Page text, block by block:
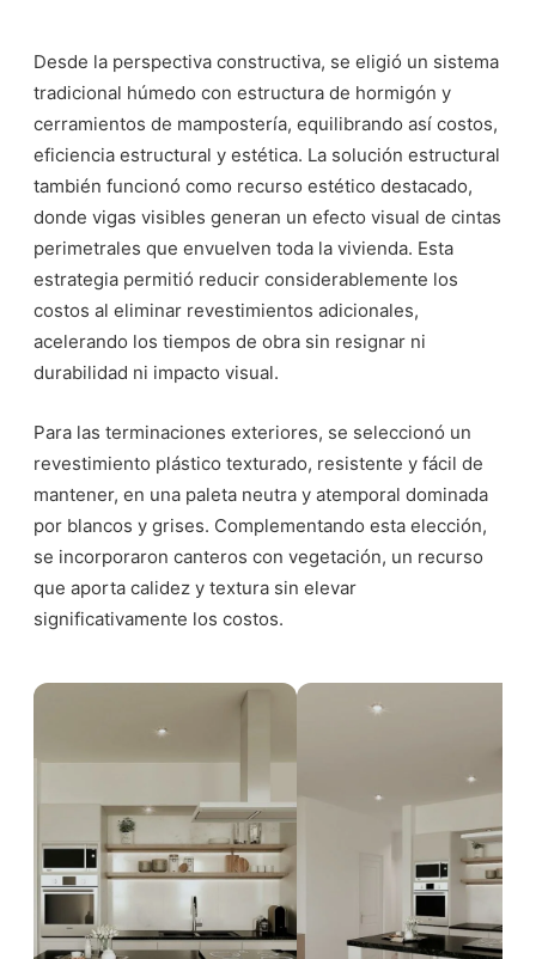
Desde la perspectiva constructiva, se eligió un sistema
tradicional húmedo con estructura de hormigón y
cerramientos de mampostería, equilibrando así costos,
eficiencia estructural y estética. La solución estructural
también funcionó como recurso estético destacado,
donde vigas visibles generan un efecto visual de cintas
perimetrales que envuelven toda la vivienda. Esta
estrategia permitió reducir considerablemente los
costos al eliminar revestimientos adicionales,
acelerando los tiempos de obra sin resignar ni
durabilidad ni impacto visual.
Para las terminaciones exteriores, se seleccionó un
revestimiento plástico texturado, resistente y fácil de
mantener, en una paleta neutra y atemporal dominada
por blancos y grises. Complementando esta elección,
se incorporaron canteros con vegetación, un recurso
que aporta calidez y textura sin elevar
significativamente los costos.